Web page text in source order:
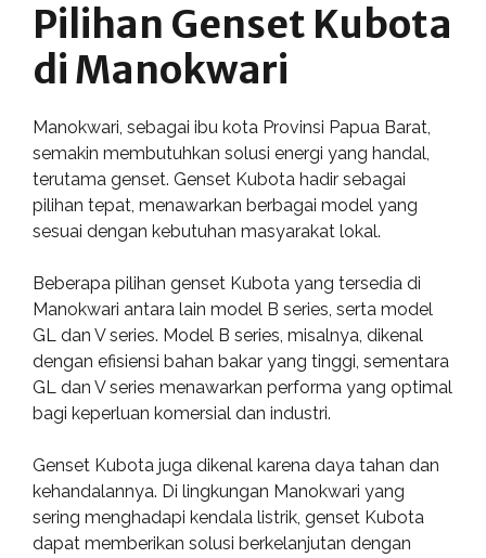
Pilihan Genset Kubota
di Manokwari
Manokwari, sebagai ibu kota Provinsi Papua Barat,
semakin membutuhkan solusi energi yang handal,
terutama genset. Genset Kubota hadir sebagai
pilihan tepat, menawarkan berbagai model yang
sesuai dengan kebutuhan masyarakat lokal.
Beberapa pilihan genset Kubota yang tersedia di
Manokwari antara lain model B series, serta model
GL dan V series. Model B series, misalnya, dikenal
dengan efisiensi bahan bakar yang tinggi, sementara
GL dan V series menawarkan performa yang optimal
bagi keperluan komersial dan industri.
Genset Kubota juga dikenal karena daya tahan dan
kehandalannya. Di lingkungan Manokwari yang
sering menghadapi kendala listrik, genset Kubota
dapat memberikan solusi berkelanjutan dengan